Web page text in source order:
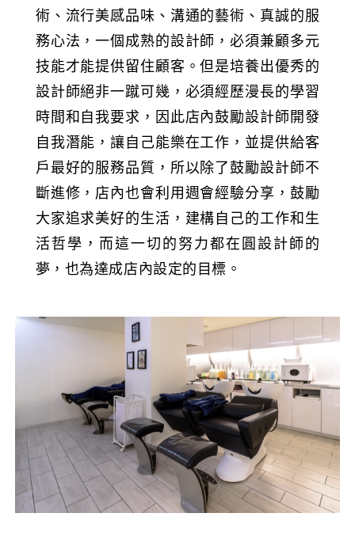
術、流行美感品味、溝通的藝術、真誠的服
務心法，一個成熟的設計師，必須兼顧多元
技能才能提供留住顧客。但是培養出優秀的
設計師絕非一蹴可幾，必須經歷漫長的學習
時間和自我要求，因此店內鼓勵設計師開發
自我潛能，讓自己能樂在工作，並提供給客
戶最好的服務品質，所以除了鼓勵設計師不
斷進修，店內也會利用週會經驗分享，鼓勵
大家追求美好的生活，建構自己的工作和生
活哲學，而這一切的努力都在圓設計師的
夢，也為達成店內設定的目標。